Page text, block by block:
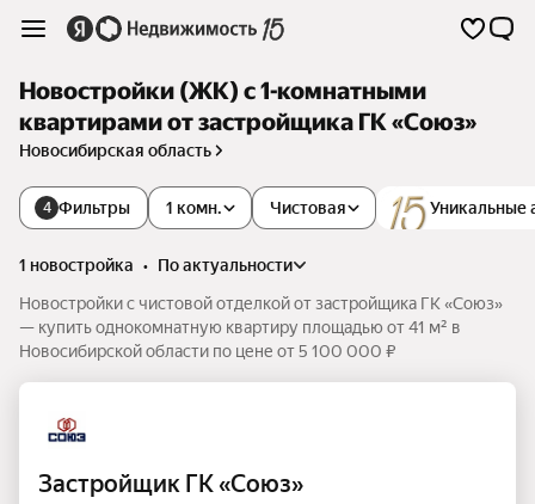
Новостройки (ЖК) с 1-комнатными
квартирами от застройщика ГК «Союз»
Новосибирская область
4 Фильтры Уникальные
1 комн. Чистовая
1 новостройка •
по актуальности
Новостройки с чистовой отделкой от застройщика ГК «Союз»
— купить однокомнатную квартиру площадью от 41 м² в
Новосибирской области по цене от 5 100 000 ₽
Застройщик ГК «Союз»